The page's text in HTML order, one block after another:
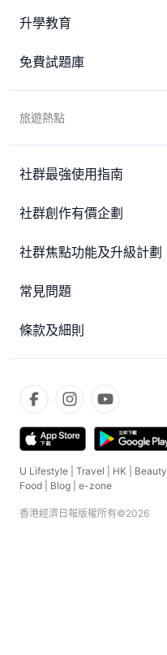
升學教育
免費試題庫
旅遊熱點
社群最強使用指南
社群創作有價企劃
社群焦點功能及升級計劃
常見問題
條款及細則
U Lifestyle Travel HK Beauty
Food
Blog e-zone
香港經濟日報版權所有©2026